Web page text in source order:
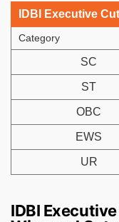
IDBI Executive
Category
SC
ST
OBC
EWS
UR
IDBI